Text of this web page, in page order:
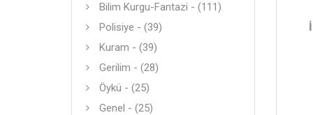
Bilim Kurgu-Fantazi - (111)
Polisiye - (39)
Kuram - (39)
Gerilim - (28)
Öykü - (25)
Genel - (25)